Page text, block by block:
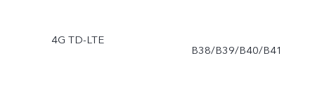
4G TD-LTE
B38/B39/B40/B41